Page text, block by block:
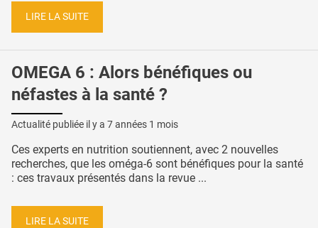
LIRE LA SUITE
OMEGA 6 : Alors bénéfiques ou
néfastes à la santé ?
Actualité publiée il y a 7 années 1 mois
Ces experts en nutrition soutiennent, avec 2 nouvelles
recherches, que les oméga-6 sont bénéfiques pour la santé
: ces travaux présentés dans la revue ...
LIRE LA SUITE